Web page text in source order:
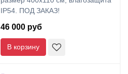
IP54. ПОД ЗАКАЗ!
46 000 руб
В корзину